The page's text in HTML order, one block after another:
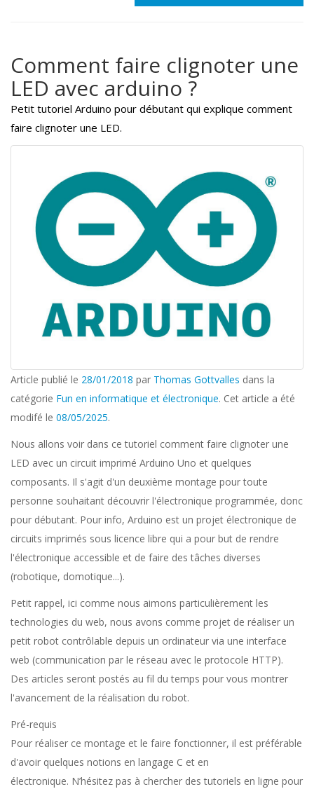
Comment faire clignoter une
LED avec arduino ?
Petit tutoriel Arduino pour débutant qui explique comment
faire clignoter une LED.
Article publié le 28/01/2018 par Thomas Gottvalles dans la
catégorie Fun en informatique et électronique. Cet article a été
modifé le 08/05/2025.
Nous allons voir dans ce tutoriel comment faire clignoter une
LED avec un circuit imprimé Arduino Uno et quelques
composants. Il s'agit d'un deuxième montage pour toute
personne souhaitant découvrir l'électronique programmée, donc
pour débutant. Pour info, Arduino est un projet électronique de
circuits imprimés sous licence libre qui a pour but de rendre
l'électronique accessible et de faire des tâches diverses
(robotique, domotique...).
Petit rappel, ici comme nous aimons particulièrement les
technologies du web, nous avons comme projet de réaliser un
petit robot contrôlable depuis un ordinateur via une interface
web (communication par le réseau avec le protocole HTTP).
Des articles seront postés au fil du temps pour vous montrer
l'avancement de la réalisation du robot.
Pré-requis
Pour réaliser ce montage et le faire fonctionner, il est préférable
d'avoir quelques notions en langage C et en
électronique. N’hésitez pas à chercher des tutoriels en ligne pour